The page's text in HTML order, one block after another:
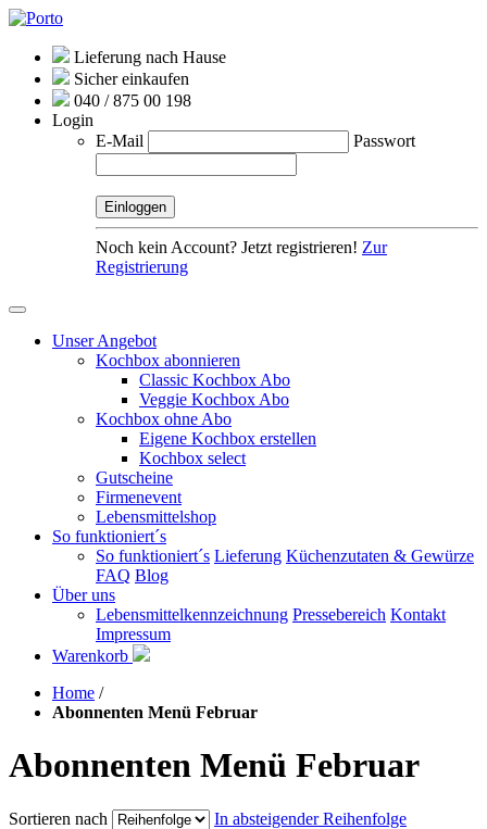
Lieferung nach Hause
Sicher einkaufen
040 / 875 00 198
Login
E-Mail
Passwort
Noch kein Account? Jetzt registrieren! Zur
Registrierung
Unser Angebot
Kochbox abonnieren
Classic Kochbox Abo
Veggie Kochbox Abo
Kochbox ohne Abo
Eigene Kochbox erstellen
Kochbox select
Gutscheine
Firmenevent
Lebensmittelshop
So funktioniert´s
So funktioniert´s Lieferung Küchenzutaten & Gewürze
FAQ Blog
Über uns
Lebensmittelkennzeichnung Pressebereich Kontakt
Impressum
Warenkorb
Home /
Abonnenten Menü Februar
Abonnenten Menü Februar
Sortieren nach In absteigender Reihenfolge